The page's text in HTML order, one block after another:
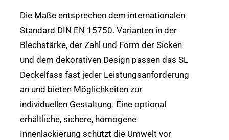
Die Maße entsprechen dem internationalen
Standard DIN EN 15750. Varianten in der
Blechstärke, der Zahl und Form der Sicken
und dem dekorativen Design passen das SL
Deckelfass fast jeder Leistungsanforderung
an und bieten Möglichkeiten zur
individuellen Gestaltung. Eine optional
erhältliche, sichere, homogene
Innenlackierung schützt die Umwelt vor